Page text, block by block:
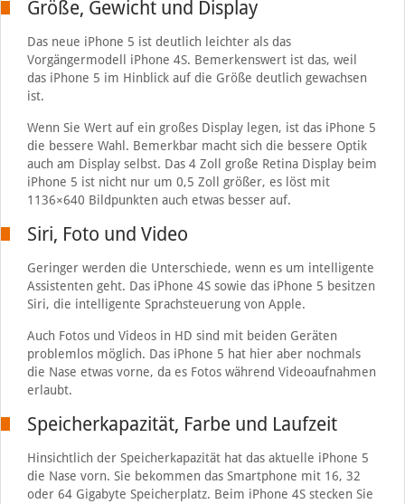
Größe, Gewicht und Display
Das neue iPhone 5 ist deutlich leichter als das
Vorgängermodell iPhone 4S. Bemerkenswert ist das, weil
das iPhone 5 im Hinblick auf die Größe deutlich gewachsen
ist.
Wenn Sie Wert auf ein großes Display legen, ist das iPhone 5
die bessere Wahl. Bemerkbar macht sich die bessere Optik
auch am Display selbst. Das 4 Zoll große Retina Display beim
iPhone 5 ist nicht nur um 0,5 Zoll größer, es löst mit
1136×640 Bildpunkten auch etwas besser auf.
Siri, Foto und Video
Geringer werden die Unterschiede, wenn es um intelligente
Assistenten geht. Das iPhone 4S sowie das iPhone 5 besitzen
Siri, die intelligente Sprachsteuerung von Apple.
Auch Fotos und Videos in HD sind mit beiden Geräten
problemlos möglich. Das iPhone 5 hat hier aber nochmals
die Nase etwas vorne, da es Fotos während Videoaufnahmen
erlaubt.
Speicherkapazität, Farbe und Laufzeit
Hinsichtlich der Speicherkapazität hat das aktuelle iPhone 5
die Nase vorn. Sie bekommen das Smartphone mit 16, 32
oder 64 Gigabyte Speicherplatz. Beim iPhone 4S stecken Sie